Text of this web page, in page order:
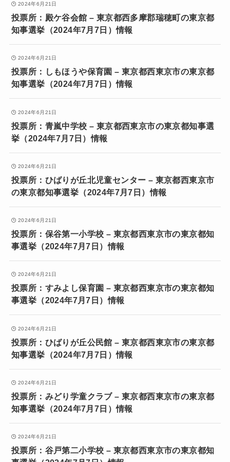
2024年6月21日
投票所：殿ケ谷会館 – 東京都西多摩郡瑞穂町の東京都
知事選挙（2024年7月7日）情報
2024年6月21日
投票所：しもほうや保育園 – 東京都西東京市の東京都
知事選挙（2024年7月7日）情報
2024年6月21日
投票所：青嵐中学校 – 東京都西東京市の東京都知事選
挙（2024年7月7日）情報
2024年6月21日
投票所：ひばりが丘北児童センター – 東京都西東京市
の東京都知事選挙（2024年7月7日）情報
2024年6月21日
投票所：保谷第一小学校 – 東京都西東京市の東京都知
事選挙（2024年7月7日）情報
2024年6月21日
投票所：すみよし保育園 – 東京都西東京市の東京都知
事選挙（2024年7月7日）情報
2024年6月21日
投票所：ひばりが丘公民館 – 東京都西東京市の東京都
知事選挙（2024年7月7日）情報
2024年6月21日
投票所：みどり学童クラブ – 東京都西東京市の東京都
知事選挙（2024年7月7日）情報
2024年6月21日
投票所：谷戸第二小学校 – 東京都西東京市の東京都知